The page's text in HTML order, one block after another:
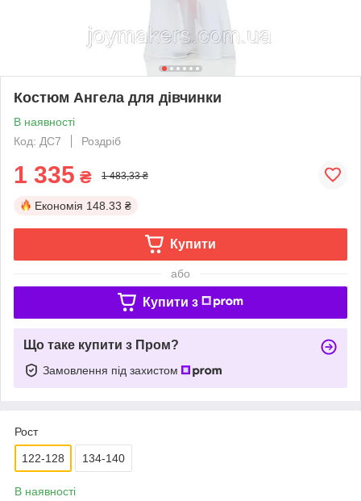
Костюм Ангела для дівчинки
В наявності
Код: ДС7
Роздріб
1 335 ₴ 1 483,33 ₴
Економія 148.33 ₴
Купити
або
Купити з
Що таке купити з Пром?
Замовлення під захистом
Рост
122-128 134-140
В наявності